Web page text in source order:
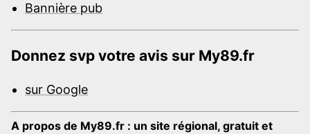
Bannière pub
Donnez svp votre avis sur My89.fr
sur Google
A propos de My89.fr : un site régional, gratuit et